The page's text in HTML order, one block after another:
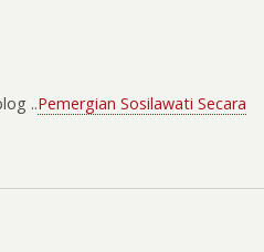
..Pemergian Sosilawati Secara